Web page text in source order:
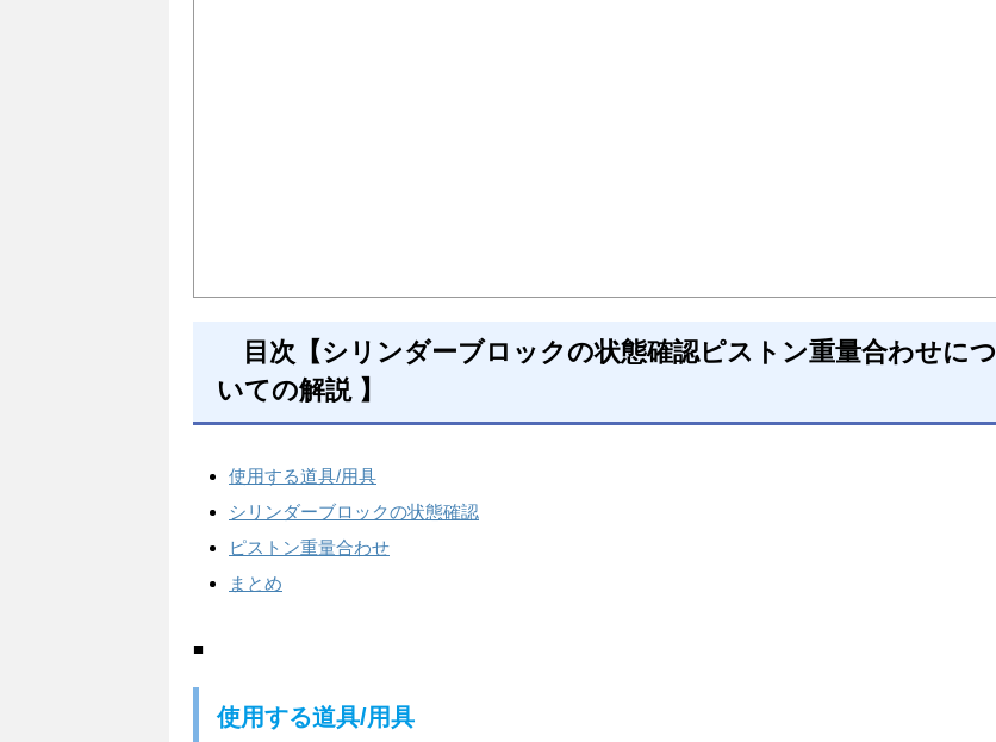
目次【シリンダーブロックの状態確認ピストン重量合わせにつ
いての解説 】
使用する道具/用具
シリンダーブロックの状態確認
ピストン重量合わせ
まとめ
■
使用する道具/用具